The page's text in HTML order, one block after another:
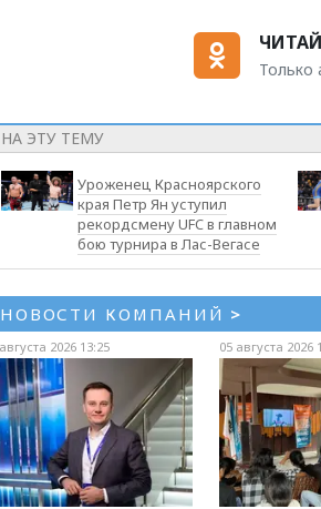
Только
НА ЭТУ ТЕМУ
Уроженец Красноярского
края Петр Ян уступил
рекордсмену UFC в главном
бою турнира в Лас-Вегасе
НОВОСТИ КОМПАНИЙ >
2026 13:25 05 августа 2026